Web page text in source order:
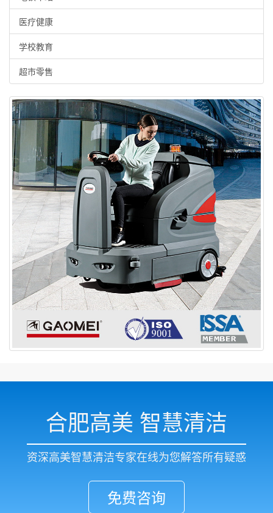
医疗健康
学校教育
超市零售
合肥高美 智慧清洁
资深高美智慧清洁专家在线为您解答所有疑惑
免费咨询